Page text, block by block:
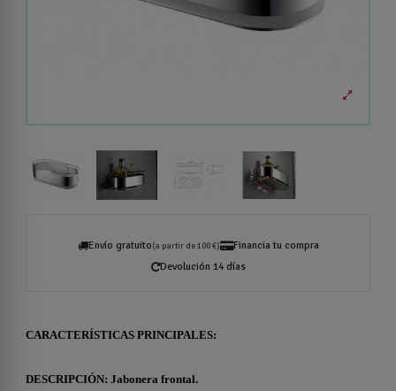
Envío gratuito(a partir de 100 €)
Financia tu compra
Devolución 14 días
CARACTERÍSTICAS PRINCIPALES:
DESCRIPCIÓN: Jabonera frontal.